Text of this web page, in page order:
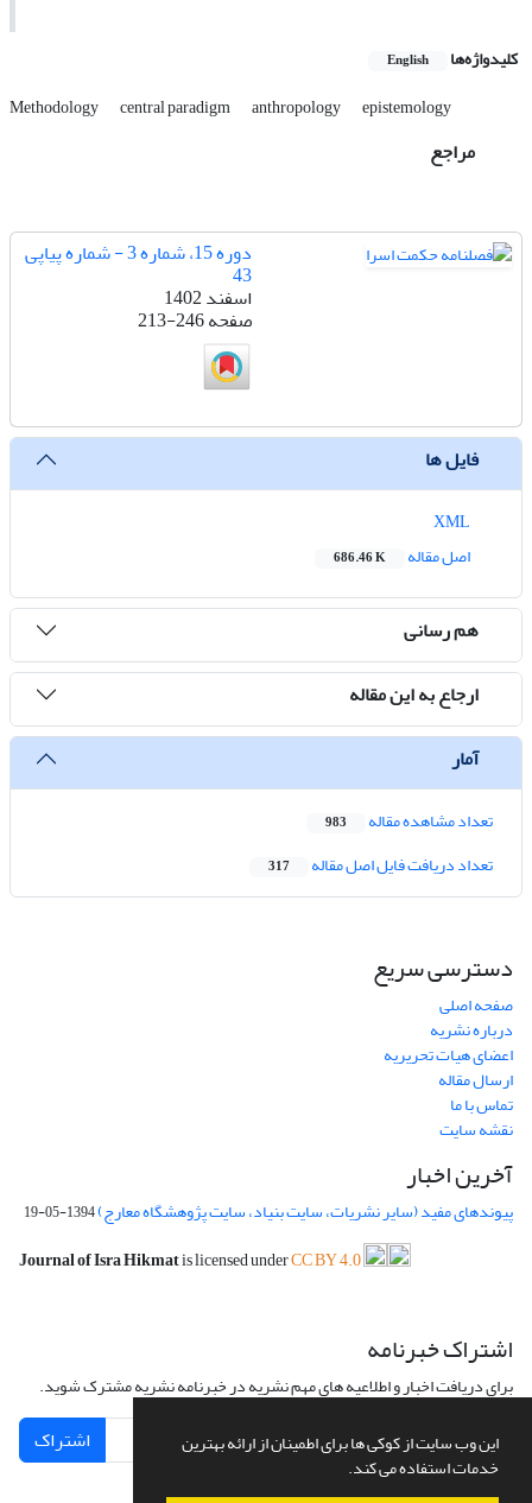
این وب سایت از کوکی ها برای اطمینان از ارائه بهترین
خدمات استفاده می کند.
کلیدواژه‌ها English
Methodology central paradigm anthropology epistemology
مراجع
دوره 15، شماره 3 - شماره پیاپی
43
اسفند 1402
صفحه213-246
فایل ها
اصل مقاله
686.46 K
هم رسانی
ارجاع به این مقاله
آمار
تعداد مشاهده مقاله 983
تعداد دریافت فایل اصل مقاله 317
دسترسی سریع
صفحه اصلی
درباره نشریه
اعضای هیات تحریریه
ارسال مقاله
تماس با ما
نقشه سایت
آخرین اخبار
پیوندهای مفید (سایر نشریات، سایت بنیاد، سایت پژوهشگاه معارج)1394-05-19
Journal of Isra Hikmatis licensed underCC BY 4.0
اشتراک خبرنامه
برای دریافت اخبار و اطلاعیه های مهم نشریه در خبرنامه نشریه مشترک شوید.
اشتراک